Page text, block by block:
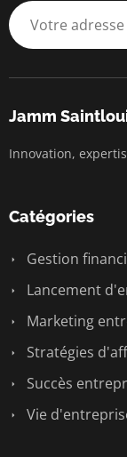
Jamm
Innovation,
Catégories
Gestion
Lancement
Marketing
Stratégies
Succès
Vie